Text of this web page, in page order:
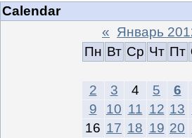
Calendar
« Январь
Пн Вт Ср Чт Пт
2
3 4 5 6
9
10 11 12 13
16 17 18 19 20